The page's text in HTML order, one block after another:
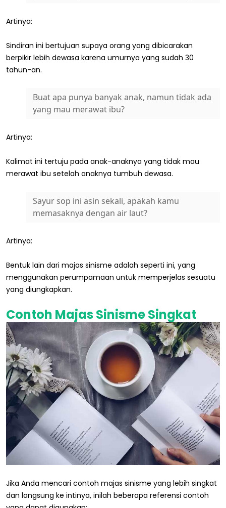
Artinya:
Sindiran ini bertujuan supaya orang yang dibicarakan
berpikir lebih dewasa karena umurnya yang sudah 30
tahun-an.
Buat apa punya banyak anak, namun tidak ada
yang mau merawat ibu?
Artinya:
Kalimat ini tertuju pada anak-anaknya yang tidak mau
merawat ibu setelah anaknya tumbuh dewasa.
Sayur sop ini asin sekali, apakah kamu
memasaknya dengan air laut?
Artinya:
Bentuk lain dari majas sinisme adalah seperti ini, yang
menggunakan perumpamaan untuk memperjelas sesuatu
yang diungkapkan.
Contoh Majas Sinisme Singkat
Jika Anda mencari contoh majas sinisme yang lebih singkat
dan langsung ke intinya, inilah beberapa referensi contoh